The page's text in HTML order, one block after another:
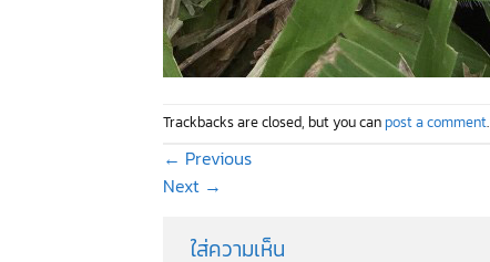
Trackbacks are closed, but you can post a comment.
← Previous
Next →
ใส่ความเห็น